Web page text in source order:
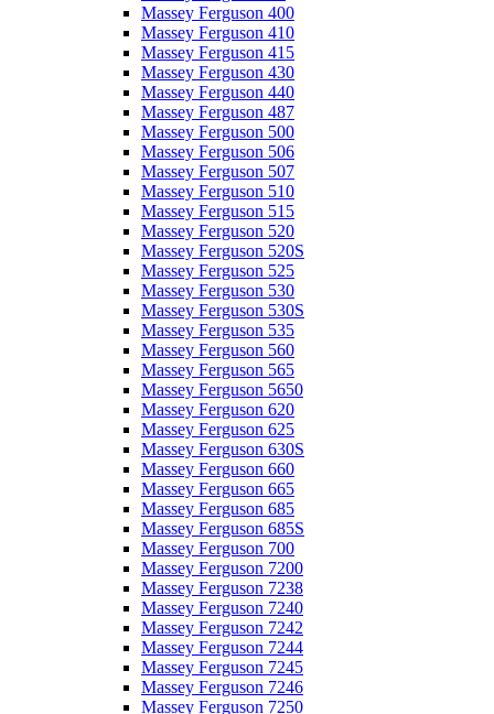
Massey Ferguson 400
Massey Ferguson 410
Massey Ferguson 415
Massey Ferguson 430
Massey Ferguson 440
Massey Ferguson 487
Massey Ferguson 500
Massey Ferguson 506
Massey Ferguson 507
Massey Ferguson 510
Massey Ferguson 515
Massey Ferguson 520
Massey Ferguson 520S
Massey Ferguson 525
Massey Ferguson 530
Massey Ferguson 530S
Massey Ferguson 535
Massey Ferguson 560
Massey Ferguson 565
Massey Ferguson 5650
Massey Ferguson 620
Massey Ferguson 625
Massey Ferguson 630S
Massey Ferguson 660
Massey Ferguson 665
Massey Ferguson 685
Massey Ferguson 685S
Massey Ferguson 700
Massey Ferguson 7200
Massey Ferguson 7238
Massey Ferguson 7240
Massey Ferguson 7242
Massey Ferguson 7244
Massey Ferguson 7245
Massey Ferguson 7246
Massey Ferguson 7250